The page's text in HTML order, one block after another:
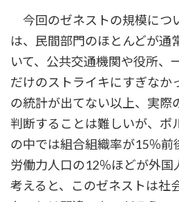
今回のゼネストの規模につ
は、民間部門のほとんどが通
いて、公共交通機関や役所、
だけのストライキにすぎなか
の統計が出てない以上、実際
判断することは難しいが、ポ
の中では組合組織率が15％前
労働力人口の12％ほどが外国
考えると、このゼネストは社